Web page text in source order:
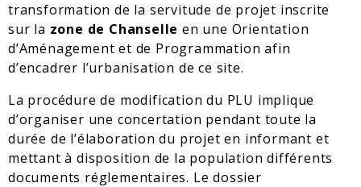
transformation de la servitude de projet inscrite
sur la zone de Chanselle en une Orientation
d’Aménagement et de Programmation afin
d’encadrer l’urbanisation de ce site.
La procédure de modification du PLU implique
d’organiser une concertation pendant toute la
durée de l’élaboration du projet en informant et
mettant à disposition de la population différents
documents réglementaires. Le dossier